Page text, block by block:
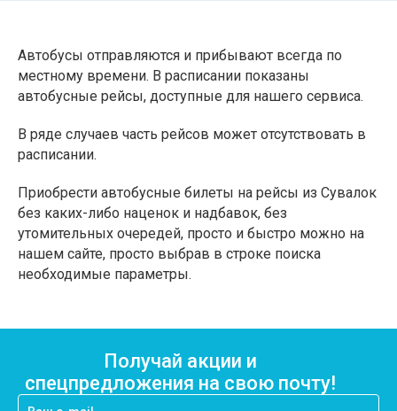
Автобусы отправляются и прибывают всегда по
местному времени. В расписании показаны
автобусные рейсы, доступные для нашего сервиса.
В ряде случаев часть рейсов может отсутствовать в
расписании.
Приобрести автобусные билеты на рейсы из Сувалок
без каких-либо наценок и надбавок, без
утомительных очередей, просто и быстро можно на
нашем сайте, просто выбрав в строке поиска
необходимые параметры.
Получай акции и
спецпредложения на свою почту!